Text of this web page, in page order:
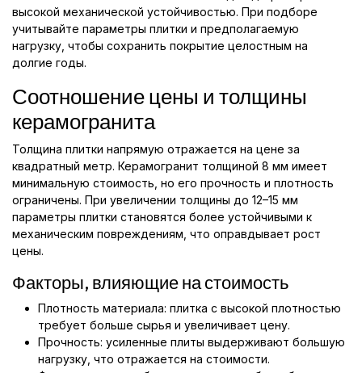
высокой механической устойчивостью. При подборе
учитывайте параметры плитки и предполагаемую
нагрузку, чтобы сохранить покрытие целостным на
долгие годы.
Соотношение цены и толщины
керамогранита
Толщина плитки напрямую отражается на цене за
квадратный метр. Керамогранит толщиной 8 мм имеет
минимальную стоимость, но его прочность и плотность
ограничены. При увеличении толщины до 12–15 мм
параметры плитки становятся более устойчивыми к
механическим повреждениям, что оправдывает рост
цены.
Факторы, влияющие на стоимость
Плотность материала: плитка с высокой плотностью
требует больше сырья и увеличивает цену.
Прочность: усиленные плиты выдерживают большую
нагрузку, что отражается на стоимости.